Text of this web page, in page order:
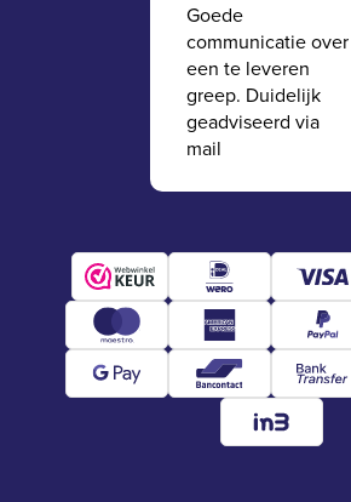
Goede
communicatie over
een te leveren
greep. Duidelijk
geadviseerd via
mail